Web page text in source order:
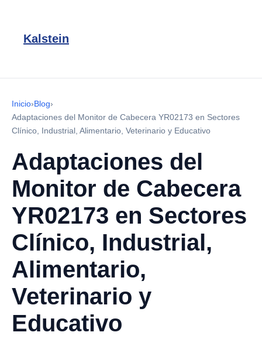
Kalstein
Inicio›Blog›
Adaptaciones del Monitor de Cabecera YR02173 en Sectores
Clínico, Industrial, Alimentario, Veterinario y Educativo
Adaptaciones del
Monitor de Cabecera
YR02173 en Sectores
Clínico, Industrial,
Alimentario,
Veterinario y
Educativo